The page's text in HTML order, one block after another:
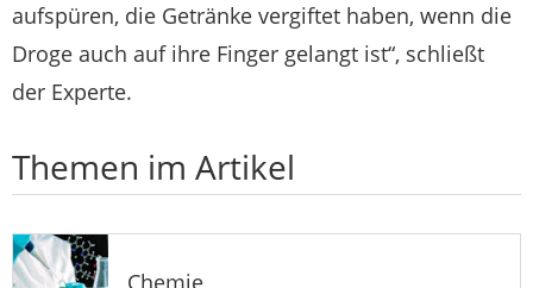
aufspüren, die Getränke vergiftet haben, wenn die
Droge auch auf ihre Finger gelangt ist“, schließt
der Experte.
Themen im Artikel
Chemie